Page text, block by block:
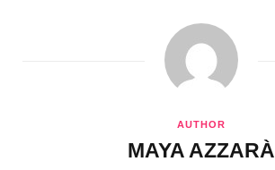
AUTHOR
MAYA AZZARÀ